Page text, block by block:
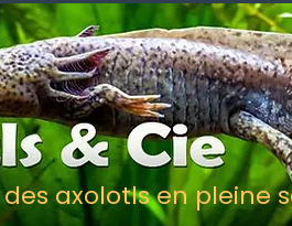
axolotls en pleine